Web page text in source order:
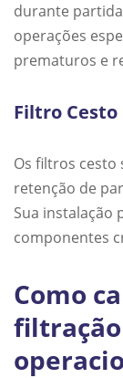
durante
operações
prematuros e
Filtro Cesto
Os filtros cesto
retenção de
Sua instalação
componentes
Como
filtração